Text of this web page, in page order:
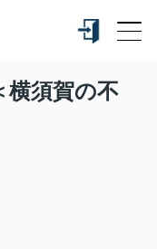
横須賀の不